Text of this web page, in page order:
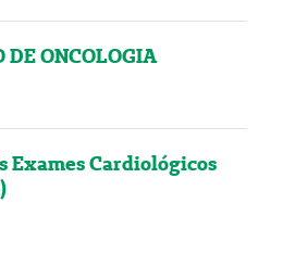
DE ONCOLOGIA
Exames Cardiológicos